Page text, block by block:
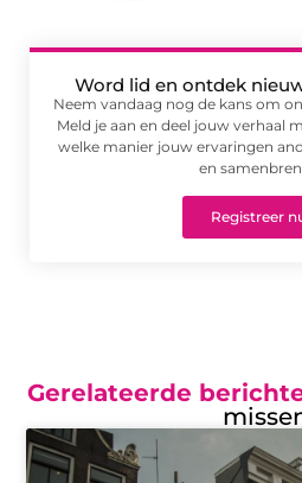
Word lid en ontdek
Neem vandaag nog de kans om
Meld je aan en deel jouw verhaal
welke manier jouw ervaringen
en
Registreer
Gerelateerde